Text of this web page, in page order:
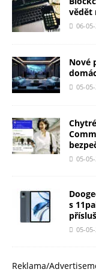
vědět
06-
Nové
05-
05-
s
05-
Reklama/